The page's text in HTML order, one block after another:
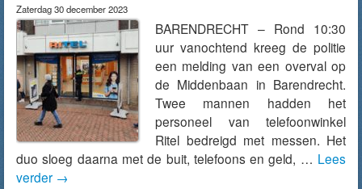
Zaterdag 30 december 2023
BARENDRECHT – Rond 10:30
uur vanochtend kreeg de politie
een melding van een overval op
de Middenbaan in Barendrecht.
Twee mannen hadden het
personeel van telefoonwinkel
Ritel bedreigd met messen. Het
duo sloeg daarna met de buit, telefoons en geld, … Lees
verder →